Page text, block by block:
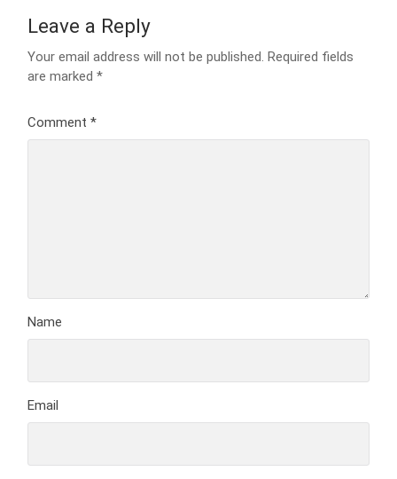
Leave a Reply
Your email address will not be published. Required fields
are marked*
Comment*
Name
Email